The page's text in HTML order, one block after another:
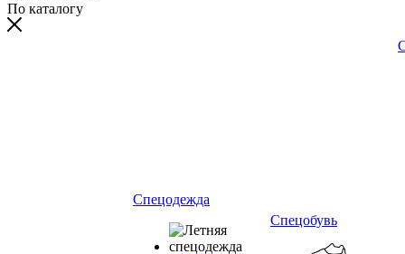
По каталогу
Спецодежда
Спецобувь